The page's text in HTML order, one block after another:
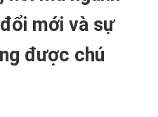
mới và sự
được chú